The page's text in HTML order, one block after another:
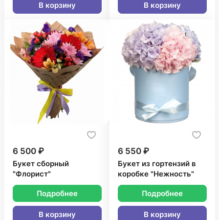
В корзину В корзину
6 500 ₽
Букет сборный
"Флорист"
Подробнее
В корзину
6 550 ₽
Букет из гортензий в
коробке "Нежность"
Подробнее
В корзину